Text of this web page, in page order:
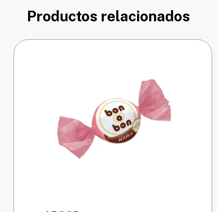
Productos relacionados